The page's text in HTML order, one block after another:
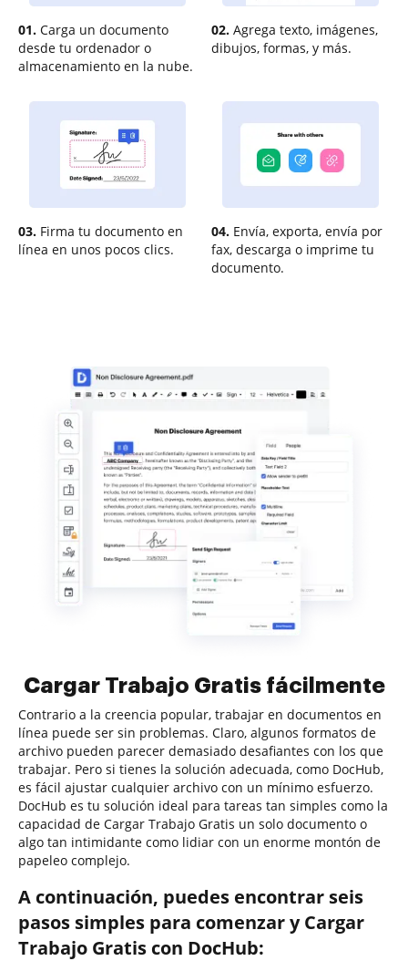
01. Carga un documento
desde tu ordenador o
almacenamiento en la nube.
02. Agrega texto, imágenes,
dibujos, formas, y más.
03. Firma tu documento en
línea en unos pocos clics.
04. Envía, exporta, envía por
fax, descarga o imprime tu
documento.
Cargar Trabajo Gratis fácilmente
Contrario a la creencia popular, trabajar en documentos en
línea puede ser sin problemas. Claro, algunos formatos de
archivo pueden parecer demasiado desafiantes con los que
trabajar. Pero si tienes la solución adecuada, como DocHub,
es fácil ajustar cualquier archivo con un mínimo esfuerzo.
DocHub es tu solución ideal para tareas tan simples como la
capacidad de Cargar Trabajo Gratis un solo documento o
algo tan intimidante como lidiar con un enorme montón de
papeleo complejo.
A continuación, puedes encontrar seis
pasos simples para comenzar y Cargar
Trabajo Gratis con DocHub: